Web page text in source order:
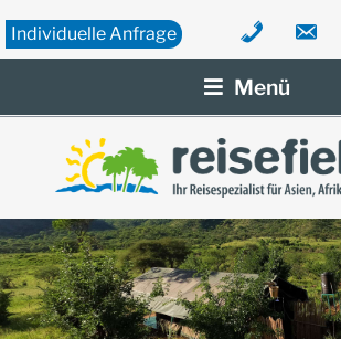
Zum
IndividuelleAnfrage
Menü